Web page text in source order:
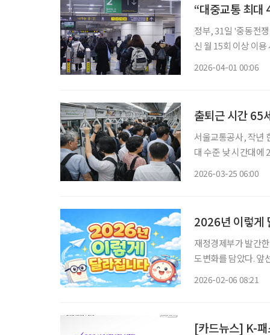
“대중교통 최대
정부, 31일 '중동전쟁 위기 극복
신 월 15회 이상 이용 시 최대 45% 환급 소득하
2026-04-01 00:06
출퇴근 시간 65
서울교통공사, 작년 한해 시간대별
대 수준 낮 시간대에 20%대 머
2026-03-25 06:00
2026년 이렇게
재정경제부가 발간
도변화를 담았다. 앞
2026-02-06 08:21
[카드뉴스] K-